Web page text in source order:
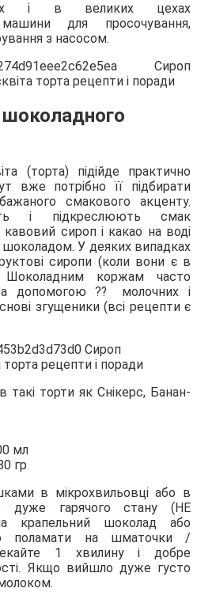
і в великих цехах
для просочування,
з насосом.
(торта) підійде практично
вже потрібно її підбирати
смакового акценту.
і підкреслюють смак
сироп і какао на воді
шоколадом. У деяких випадках
сиропи (коли вони є в
коржам часто
допомогою ⁇ молочних і
згущеники (всі рецепти є
такі торти як Снікерс, Банан-
мл
гр
в мікрохвильовці або в
дуже гарячого стану (НЕ
крапельний шоколад або
поламати на шматочки /
1 хвилину і добре
Якщо вийшло дуже густо